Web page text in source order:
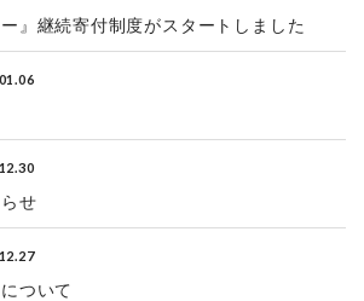
ー』継続寄付制度がスタートしました
せ
ついて